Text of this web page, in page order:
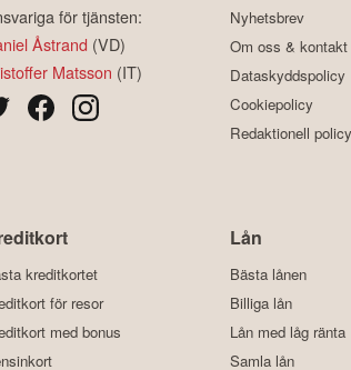
för tjänsten:
Åstrand (VD)
Matsson (IT)
Nyhetsbrev
Om oss & kontakt
Dataskyddspolicy
Cookiepolicy
Redaktionell policy
kreditkortet
för resor
med bonus
Lån
Bästa lånen
Billiga lån
Lån med låg ränta
Samla lån